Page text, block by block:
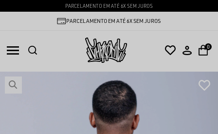
PEDIDO MÍNIMO 24 PEÇAS
PARCELAMENTO EM ATÉ 6X SEM JUROS
0